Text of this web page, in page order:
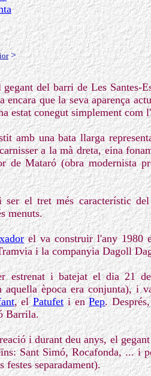
>
gegant del barri de Les Santes-
encara que la seva aparença
estat conegut simplement com l'
amb una bata llarga
a la mà dreta, eina
de Mataró (obra modernista
el tret més característic
menuts.
el va construir l'any 1980
i la companyia Dagoll
estrenat i batejat el dia 21
aquella època era conjunta), i
, elPatufeti enPep.
Barrila.
i durant deu anys, el
Sant Simó, Rocafonda, ... i
festes separadament).